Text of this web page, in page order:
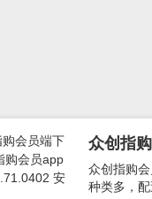
众创指
众创指购
种类多，